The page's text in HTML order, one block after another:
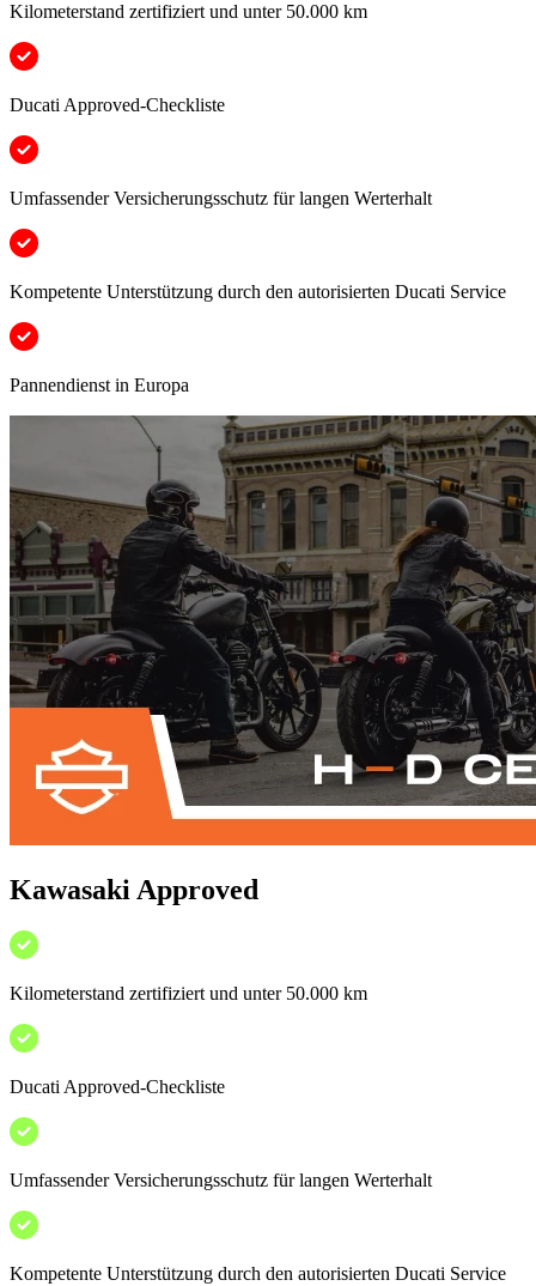
Kilometerstand zertifiziert und unter 50.000 km
Ducati Approved-Checkliste
Umfassender Versicherungsschutz für langen Werterhalt
Kompetente Unterstützung durch den autorisierten Ducati Service
Pannendienst in Europa
Kawasaki Approved
Kilometerstand zertifiziert und unter 50.000 km
Ducati Approved-Checkliste
Umfassender Versicherungsschutz für langen Werterhalt
Kompetente Unterstützung durch den autorisierten Ducati Service